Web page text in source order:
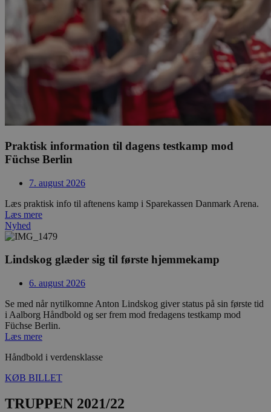
Praktisk information til dagens testkamp mod
Füchse Berlin
7. august 2026
Læs praktisk info til aftenens kamp i Sparekassen Danmark Arena.
Læs mere
Nyhed
Lindskog glæder sig til første hjemmekamp
6. august 2026
Se med når nytilkomne Anton Lindskog giver status på sin første tid
i Aalborg Håndbold og ser frem mod fredagens testkamp mod
Füchse Berlin.
Læs mere
Håndbold i verdensklasse
KØB BILLET
TRUPPEN 2021/22